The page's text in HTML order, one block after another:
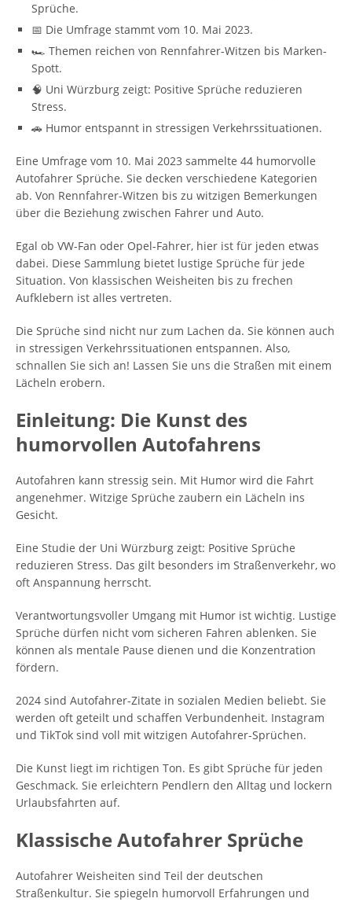
Sprüche.
📅 Die Umfrage stammt vom 10. Mai 2023.
🏎️ Themen reichen von Rennfahrer-Witzen bis Marken-
Spott.
🧠 Uni Würzburg zeigt: Positive Sprüche reduzieren
Stress.
🚗 Humor entspannt in stressigen Verkehrssituationen.
Eine Umfrage vom 10. Mai 2023 sammelte 44 humorvolle
Autofahrer Sprüche. Sie decken verschiedene Kategorien
ab. Von Rennfahrer-Witzen bis zu witzigen Bemerkungen
über die Beziehung zwischen Fahrer und Auto.
Egal ob VW-Fan oder Opel-Fahrer, hier ist für jeden etwas
dabei. Diese Sammlung bietet lustige Sprüche für jede
Situation. Von klassischen Weisheiten bis zu frechen
Aufklebern ist alles vertreten.
Die Sprüche sind nicht nur zum Lachen da. Sie können auch
in stressigen Verkehrssituationen entspannen. Also,
schnallen Sie sich an! Lassen Sie uns die Straßen mit einem
Lächeln erobern.
Einleitung: Die Kunst des
humorvollen Autofahrens
Autofahren kann stressig sein. Mit Humor wird die Fahrt
angenehmer. Witzige Sprüche zaubern ein Lächeln ins
Gesicht.
Eine Studie der Uni Würzburg zeigt: Positive Sprüche
reduzieren Stress. Das gilt besonders im Straßenverkehr, wo
oft Anspannung herrscht.
Verantwortungsvoller Umgang mit Humor ist wichtig. Lustige
Sprüche dürfen nicht vom sicheren Fahren ablenken. Sie
können als mentale Pause dienen und die Konzentration
fördern.
2024 sind Autofahrer-Zitate in sozialen Medien beliebt. Sie
werden oft geteilt und schaffen Verbundenheit. Instagram
und TikTok sind voll mit witzigen Autofahrer-Sprüchen.
Die Kunst liegt im richtigen Ton. Es gibt Sprüche für jeden
Geschmack. Sie erleichtern Pendlern den Alltag und lockern
Urlaubsfahrten auf.
Klassische Autofahrer Sprüche
Autofahrer Weisheiten sind Teil der deutschen
Straßenkultur. Sie spiegeln humorvoll Erfahrungen und